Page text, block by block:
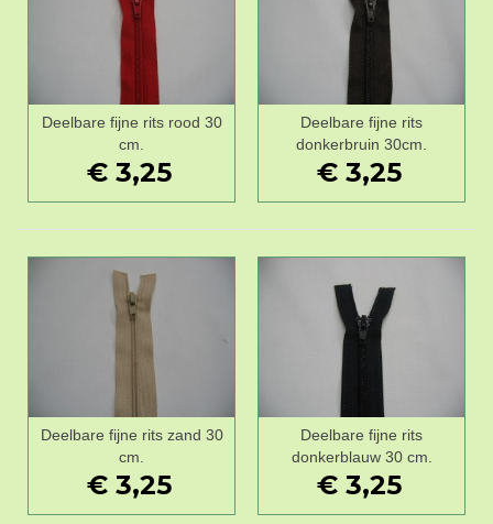
Deelbare fijne rits rood 30
cm.
€ 3,25
Deelbare fijne rits
donkerbruin 30cm.
€ 3,25
Deelbare fijne rits zand 30
cm.
€ 3,25
Deelbare fijne rits
donkerblauw 30 cm.
€ 3,25